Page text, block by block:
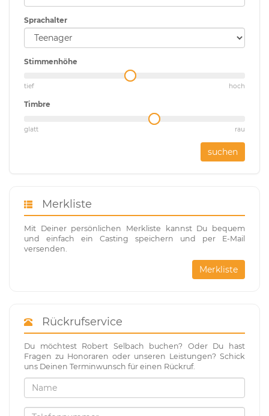
Sprachalter
Stimmenhöhe
tief hoch
Timbre
glatt rau
suchen
Merkliste
Mit Deiner persönlichen Merkliste kannst Du bequem
und einfach ein Casting speichern und per E-Mail
versenden.
Merkliste
Rückrufservice
Du möchtest Robert Selbach buchen? Oder Du hast
Fragen zu Honoraren oder unseren Leistungen? Schick
uns Deinen Terminwunsch für einen Rückruf.